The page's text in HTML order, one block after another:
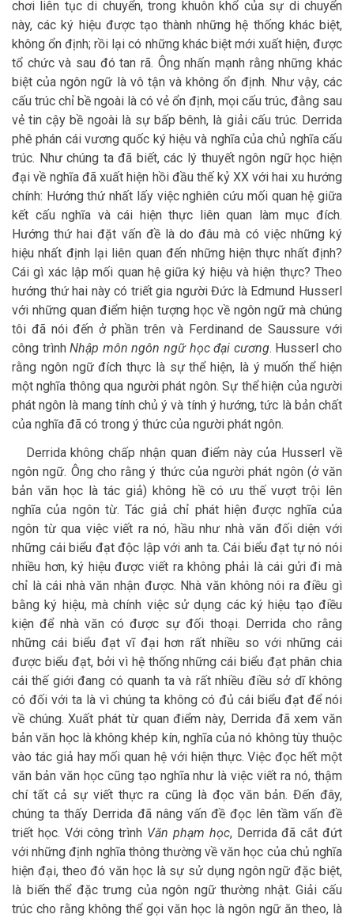
chơi liên tục di chuyển, trong khuôn khổ của sự di chuyển
này, các ký hiệu được tạo thành những hệ thống khác biệt,
không ổn định; rồi lại có những khác biệt mới xuất hiện, được
tổ chức và sau đó tan rã. Ông nhấn mạnh rằng những khác
biệt của ngôn ngữ là vô tận và không ổn định. Như vậy, các
cấu trúc chỉ bề ngoài là có vẻ ổn định, mọi cấu trúc, đằng sau
vẻ tin cậy bề ngoài là sự bấp bênh, là giải cấu trúc. Derrida
phê phán cái vương quốc ký hiệu và nghĩa của chủ nghĩa cấu
trúc. Như chúng ta đã biết, các lý thuyết ngôn ngữ học hiện
đại về nghĩa đã xuất hiện hồi đầu thế kỷ XX với hai xu hướng
chính: Hướng thứ nhất lấy việc nghiên cứu mối quan hệ giữa
kết cấu nghĩa và cái hiện thực liên quan làm mục đích.
Hướng thứ hai đặt vấn đề là do đâu mà có việc những ký
hiệu nhất định lại liên quan đến những hiện thực nhất định?
Cái gì xác lập mối quan hệ giữa ký hiệu và hiện thực? Theo
hướng thứ hai này có triết gia người Đức là Edmund Husserl
với những quan điểm hiện tượng học về ngôn ngữ mà chúng
tôi đã nói đến ở phần trên và Ferdinand de Saussure với
công trìnhNhập môn ngôn ngữ học đại cương. Husserl cho
rằng ngôn ngữ đích thực là sự thể hiện, là ý muốn thể hiện
một nghĩa thông qua người phát ngôn. Sự thể hiện của người
phát ngôn là mang tính chủ ý và tính ý hướng, tức là bản chất
của nghĩa đã có trong ý thức của người phát ngôn.
Derrida không chấp nhận quan điểm này của Husserl về
ngôn ngữ. Ông cho rằng ý thức của người phát ngôn (ở văn
bản văn học là tác giả) không hề có ưu thế vượt trội lên
nghĩa của ngôn từ. Tác giả chỉ phát hiện được nghĩa của
ngôn từ qua việc viết ra nó, hầu như nhà văn đối diện với
những cái biểu đạt độc lập với anh ta. Cái biểu đạt tự nó nói
nhiều hơn, ký hiệu được viết ra không phải là cái gửi đi mà
chỉ là cái nhà văn nhận được. Nhà văn không nói ra điều gì
bằng ký hiệu, mà chính việc sử dụng các ký hiệu tạo điều
kiện để nhà văn có được sự đối thoại. Derrida cho rằng
những cái biểu đạt vĩ đại hơn rất nhiều so với những cái
được biểu đạt, bởi vì hệ thống những cái biểu đạt phân chia
cái thế giới đang có quanh ta và rất nhiều điều sở dĩ không
có đối với ta là vì chúng ta không có đủ cái biểu đạt để nói
về chúng. Xuất phát từ quan điểm này, Derrida đã xem văn
bản văn học là không khép kín, nghĩa của nó không tùy thuộc
vào tác giả hay mối quan hệ với hiện thực. Việc đọc hết một
văn bản văn học cũng tạo nghĩa như là việc viết ra nó, thậm
chí tất cả sự viết thực ra cũng là đọc văn bản. Đến đây,
chúng ta thấy Derrida đã nâng vấn đề đọc lên tầm vấn đề
triết học. Với công trình Văn phạm học, Derrida đã cắt đứt
với những định nghĩa thông thường về văn học của chủ nghĩa
hiện đại, theo đó văn học là sự sử dụng ngôn ngữ đặc biệt,
là biến thể đặc trưng của ngôn ngữ thường nhật. Giải cấu
trúc cho rằng không thể gọi văn học là ngôn ngữ ăn theo, là